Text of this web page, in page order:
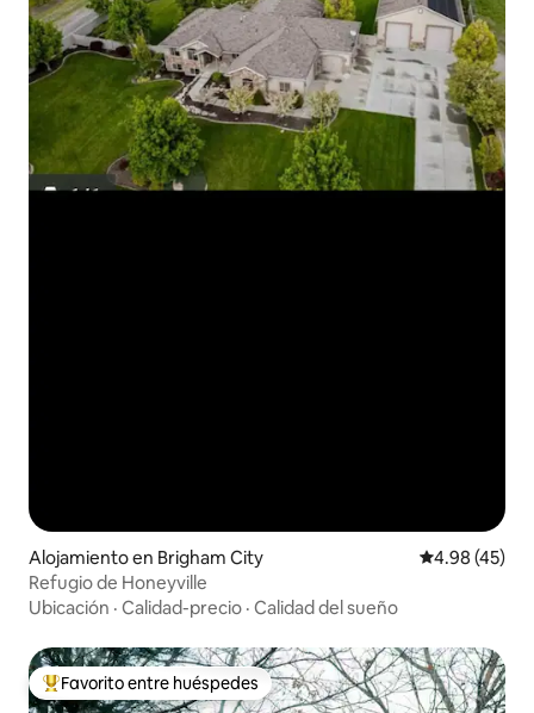
Alojamiento en Brigham City Calificación
4.98 (45)
Refugio de Honeyville
Ubicación · Calidad-precio · Calidad del sueño
Favorito entre huéspedes preferido
Favorito entre huéspedes